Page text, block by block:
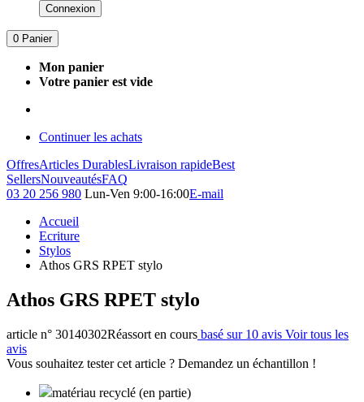
Connexion
0 Panier
Mon panier
Votre panier est vide
Continuer les achats
OffresArticles DurablesLivraison rapideBest
SellersNouveautésFAQ
03 20 256 980 Lun-Ven 9:00-16:00E-mail
Accueil
Ecriture
Stylos
Athos GRS RPET stylo
Athos GRS RPET stylo
article n° 30140302Réassort en cours basé sur 10 avis Voir tous les
avis
Vous souhaitez tester cet article ? Demandez un échantillon !
matériau recyclé (en partie)